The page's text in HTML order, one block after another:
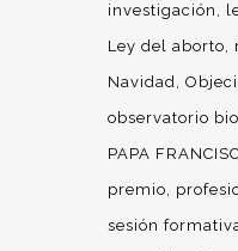
investigación
Ley del aborto
Navidad
observatorio
PAPA
premio
sesión